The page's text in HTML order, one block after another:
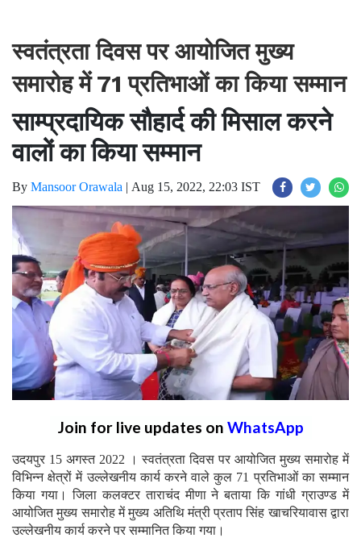
स्वतंत्रता दिवस पर आयोजित मुख्य
समारोह में 71 प्रतिभाओं का किया सम्मान
साम्प्रदायिक सौहार्द की मिसाल करने
वालों का किया सम्मान
By Mansoor Orawala | Aug 15, 2022, 22:03 IST
Join for live updates on WhatsApp
उदयपुर 15 अगस्त 2022 । स्वतंत्रता दिवस पर आयोजित मुख्य समारोह में
विभिन्न क्षेत्रों में उल्लेखनीय कार्य करने वाले कुल 71 प्रतिभाओं का सम्मान
किया गया। जिला कलक्टर ताराचंद मीणा ने बताया कि गांधी ग्राउण्ड में
आयोजित मुख्य समारोह में मुख्य अतिथि मंत्री प्रताप सिंह खाचरियावास द्वारा
उल्लेखनीय कार्य करने पर सम्मानित किया गया।